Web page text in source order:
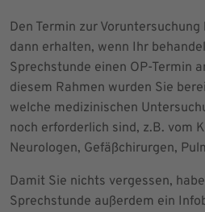
Den Termin zur
dann erhalten, wenn Ihr
Sprechstunde einen OP-Termin
diesem Rahmen wurden Sie
welche medizinischen
noch erforderlich sind, z.B. vom
Neurologen, Gefäßchirurgen,
Damit Sie nichts vergessen,
Sprechstunde außerdem ein